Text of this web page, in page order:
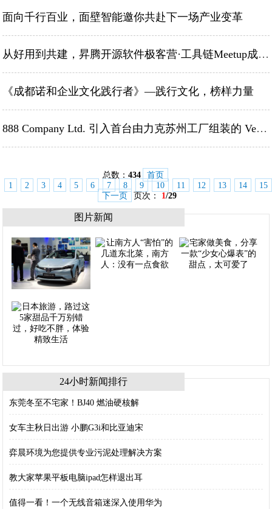
面向千行百业，面壁智能邀你共赴下一场产业变革
从好用到共建，昇腾开源软件极客营·工具链Meetup成功举办！
《成都诺和企业文化践行者》—践行文化，榜样力量
888 Company Ltd. 引入首台由力克苏州工厂组装的 Vector Fashion iQ80， 持续提升裁剪产能
总数： 434
首页
1
2 3 4 5 6 7 8 9 10 11 12 13 14
15
下一页
页次： 1/29
图片新闻
24小时新闻排行
东莞冬至不宅家！BJ40 燃油硬核解
女车主秋日出游 小鹏G3i和比亚迪宋
弈晨环境为您提供专业污泥处理解决方案
教大家苹果平板电脑ipad怎样退出耳
值得一看！一个无线音箱迷深入使用华为